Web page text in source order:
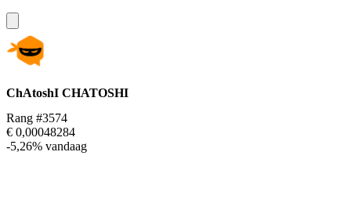
ChAtoshI CHATOSHI
Rang #3574
€ 0,00048284
-5,26% vandaag